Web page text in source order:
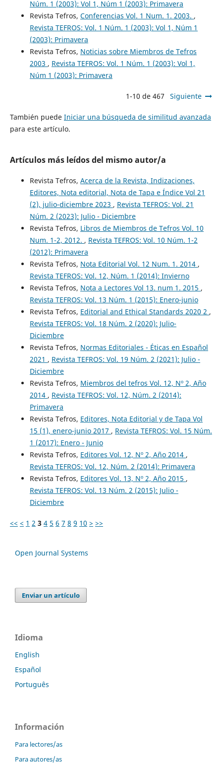
Núm. 1 (2003): Vol 1, Núm 1 (2003): Primavera
Revista Tefros, Conferencias Vol. 1 Num. 1. 2003. ,
Revista TEFROS: Vol. 1 Núm. 1 (2003): Vol 1, Núm 1
(2003): Primavera
Revista Tefros, Noticias sobre Miembros de Tefros
2003 , Revista TEFROS: Vol. 1 Núm. 1 (2003): Vol 1,
Núm 1 (2003): Primavera
1-10 de 467 Siguiente
También puede Iniciar una búsqueda de similitud avanzada
para este artículo.
Artículos más leídos del mismo autor/a
Revista Tefros, Acerca de la Revista, Indizaciones,
Editores, Nota editorial, Nota de Tapa e Índice Vol 21
(2), julio-diciembre 2023 , Revista TEFROS: Vol. 21
Núm. 2 (2023): Julio - Diciembre
Revista Tefros, Libros de Miembros de Tefros Vol. 10
Num. 1-2, 2012. , Revista TEFROS: Vol. 10 Núm. 1-2
(2012): Primavera
Revista Tefros, Nota Editorial Vol. 12 Num. 1. 2014 ,
Revista TEFROS: Vol. 12, Núm. 1 (2014): Invierno
Revista Tefros, Nota a Lectores Vol 13. num 1. 2015 ,
Revista TEFROS: Vol. 13 Núm. 1 (2015): Enero-junio
Revista Tefros, Editorial and Ethical Standards 2020 2 ,
Revista TEFROS: Vol. 18 Núm. 2 (2020): Julio-
Diciembre
Revista Tefros, Normas Editoriales - Éticas en Español
2021 , Revista TEFROS: Vol. 19 Núm. 2 (2021): Julio -
Diciembre
Revista Tefros, Miembros del tefros Vol. 12, Nº 2, Año
2014 , Revista TEFROS: Vol. 12, Núm. 2 (2014):
Primavera
Revista Tefros, Editores, Nota Editorial y de Tapa Vol
15 (1), enero-junio 2017 , Revista TEFROS: Vol. 15 Núm.
1 (2017): Enero - Junio
Revista Tefros, Editores Vol. 12, Nº 2, Año 2014 ,
Revista TEFROS: Vol. 12, Núm. 2 (2014): Primavera
Revista Tefros, Editores Vol. 13, Nº 2, Año 2015 ,
Revista TEFROS: Vol. 13 Núm. 2 (2015): Julio -
Diciembre
<< < 1 2 3 4 5 6 7 8 9 10 > >>
Open Journal Systems
Enviar un artículo
Idioma
English
Español
Português
Información
Para lectores/as
Para autores/as